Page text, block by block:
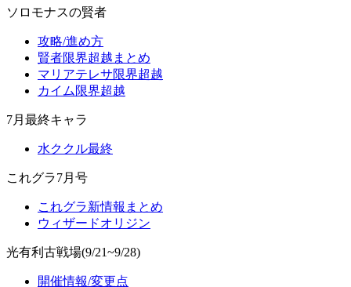
ソロモナスの賢者
攻略/進め方
賢者限界超越まとめ
マリアテレサ限界超越
カイム限界超越
7月最終キャラ
水ククル最終
これグラ7月号
これグラ新情報まとめ
ウィザードオリジン
光有利古戦場(9/21~9/28)
開催情報/変更点